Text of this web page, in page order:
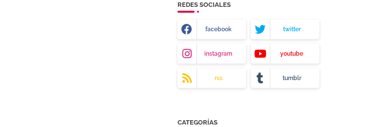
REDES SOCIALES
facebook twitter
instagram youtube
rss tumblr
CATEGORÍAS